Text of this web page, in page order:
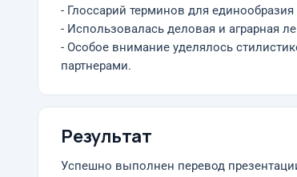
- Глоссарий терминов для единообразия
- Использовалась деловая и аграрная
- Особое внимание уделялось
партнерами.
Результат
Успешно выполнен перевод